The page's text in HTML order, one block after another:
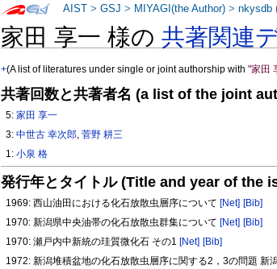
家田 享一 様の共著関連
+(A list of literatures under single or joint authorship with"家田
共著回数と共著者名 (a list of the joint
5:家田 享一
3:中世古 幸次郎,菅野 耕三
1:小泉 格
発行年とタイトル (Title and year of the
1969: 西山油田における化石放散虫層序について [Net] [Bib]
1970: 新潟県中央油帯の化石放散虫群集について [Net] [Bib]
1970: 瀬戸内中新統の珪質微化石 その1 [Net] [Bib]
1972: 新潟堆積盆地の化石放散虫層序に関する2，3の問題 新
AIST >GSJ > MIYAGI(the Author) >nkysdb